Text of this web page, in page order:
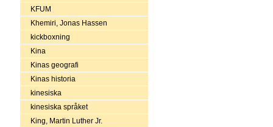
KFUM
Khemiri, Jonas Hassen
kickboxning
Kina
Kinas geografi
Kinas historia
kinesiska
kinesiska språket
King, Martin Luther Jr.